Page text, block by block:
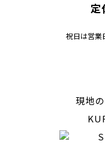
定
祝日は営業
現地